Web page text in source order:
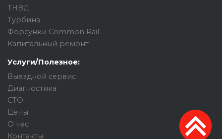
ТНВД
Турбина
Форсунки Common Rail
Капитальный ремонт
Услуги/Полезное:
Выездной сервис
Диагностика
СТО
Цены
О нас
Контакты